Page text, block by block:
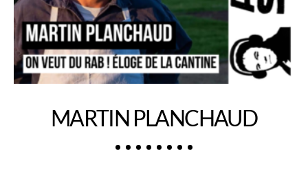
MARTIN PLANCHAUD